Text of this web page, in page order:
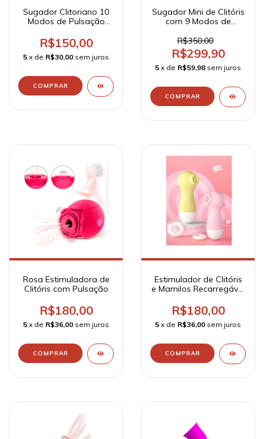
Sugador Clitoriano 10
Modos de Pulsação
- Xocoo
R$150,00
5 x de R$30,00 sem juros
Sugador Mini de Clitóris
com 9 Modos de
Pluse - S-Hande
R$350,00
R$299,90
5 x de R$59,98 sem juros
Rosa Estimuladora de
Clitóris com Pulsação
R$180,00
5 x de R$36,00 sem juros
Estimulador de Clitóris
e Mamilos Recarregável
R$180,00
5 x de R$36,00 sem juros